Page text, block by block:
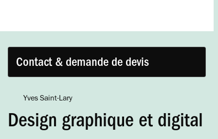
Contact & demande de devis
Yves Saint-Lary
Design graphique et digital